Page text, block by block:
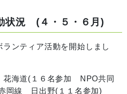
状況 (４・５・６月)
ンティア活動を開始しまし
海道(１６名参加 NPO共同
岡線 日出野(１１名参加)